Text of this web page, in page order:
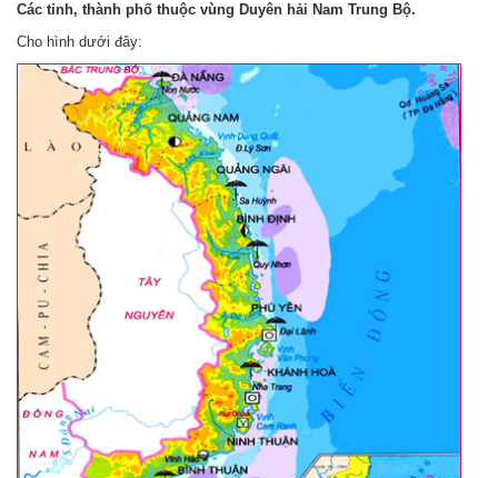
Các tỉnh, thành phố thuộc vùng Duyên hải Nam Trung Bộ.
Cho hình dưới đây: